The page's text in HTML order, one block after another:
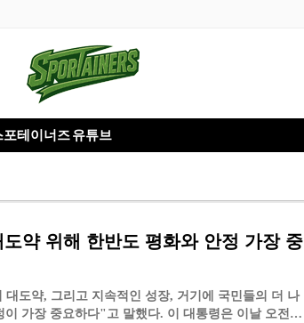
포테이너즈 유튜브
약 위해 한반도 평화와 안정 가장 중
도약, 그리고 지속적인 성장, 거기에 국민들의 더 나
가장 중요하다"고 말했다. 이 대통령은 이날 오전